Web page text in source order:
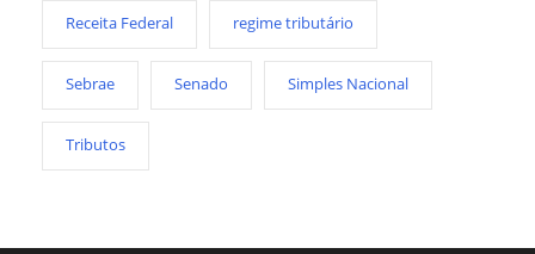
Receita Federal regime tributário
Sebrae Senado Simples Nacional
Tributos